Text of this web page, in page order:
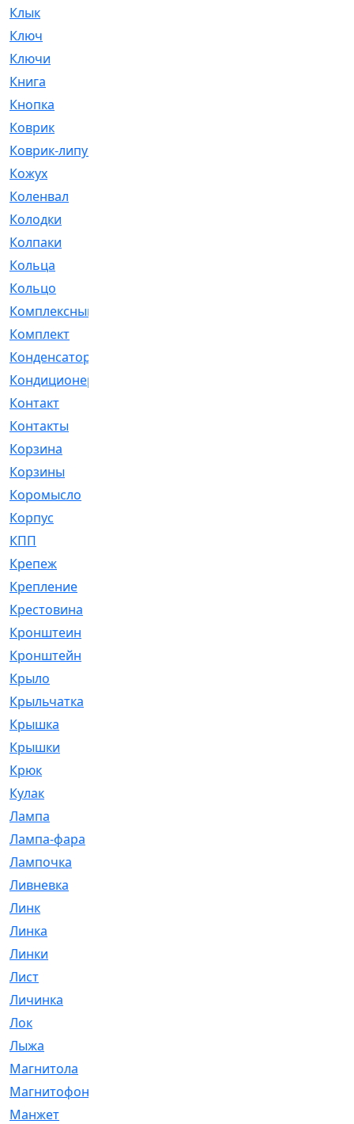
Клык
Ключ
Ключи
Книга
Кнопка
Коврик
Коврик-липучка
Кожух
Коленвал
Колодки
Колпаки
Кольца
Кольцо
Комплексный
Комплект
Конденсатор
Кондиционер
Контакт
Контакты
Корзина
Корзины
Коромысло
Корпус
КПП
Крепеж
Крепление
Крестовина
Кронштеин
Кронштейн
Крыло
Крыльчатка
Крышка
Крышки
Крюк
Кулак
Лампа
Лампа-фара
Лампочка
Ливневка
Линк
Линка
Линки
Лист
Личинка
Лок
Лыжа
Магнитола
Магнитофон
Манжет